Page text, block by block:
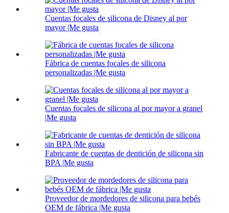
Cuentas focales de silicona de Disney al por
mayor |Me gusta
Fábrica de cuentas focales de silicona
personalizadas |Me gusta
Cuentas focales de silicona al por mayor a granel
|Me gusta
Fabricante de cuentas de dentición de silicona sin
BPA |Me gusta
Proveedor de mordedores de silicona para bebés
OEM de fábrica |Me gusta